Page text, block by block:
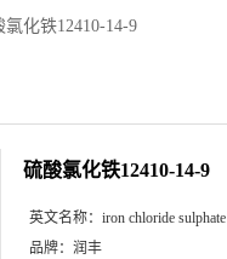
氯化铁12410-14-9
硫酸氯化铁12410-14-9
英文名称： iron chloride sulphate
品牌： 润丰